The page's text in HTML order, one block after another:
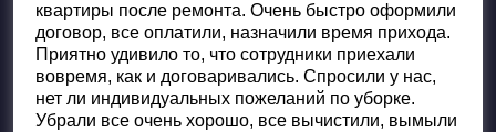
квартиры после ремонта. Очень быстро оформили
договор, все оплатили, назначили время прихода.
Приятно удивило то, что сотрудники приехали
вовремя, как и договаривались. Спросили у нас,
нет ли индивидуальных пожеланий по уборке.
Убрали все очень хорошо, все вычистили, вымыли